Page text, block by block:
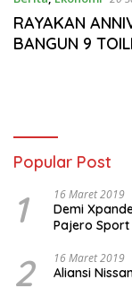
RAYAKAN
BANGUN 9
Popular Post
1 16 Maret 2019
Demi
Pajero Sport
2 16 Maret 2019
Aliansi